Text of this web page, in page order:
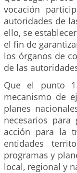
vocación
autoridades de
ello, se
el fin de
los órganos de
de las
Que el punto
mecanismo de
planes
necesarios
acción para la
entidades
programas y
local, regional y